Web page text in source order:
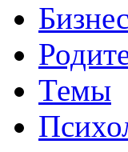
Бизнес
Темы